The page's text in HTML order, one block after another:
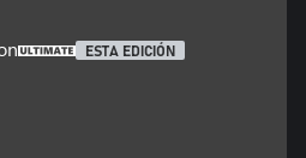
ESTA EDICIÓN